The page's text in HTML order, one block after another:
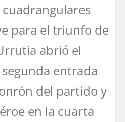
para el triunfo de
abrió el
entrada
del partido y
en la cuarta